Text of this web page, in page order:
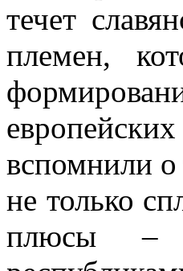
течет
племен,
вспомнили
не только
плюсы –